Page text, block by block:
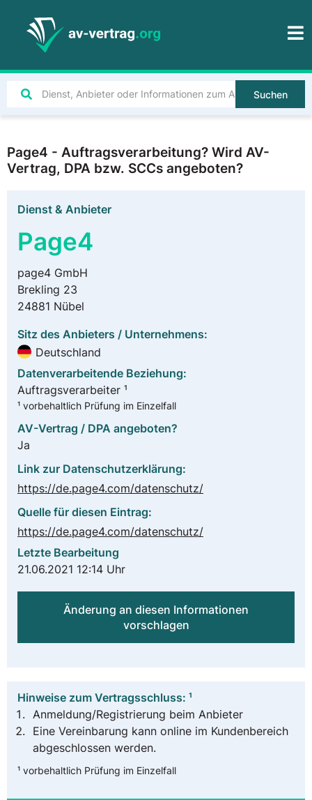
Suchen
Page4 - Auftragsverarbeitung? Wird AV-
Vertrag, DPA bzw. SCCs angeboten?
Dienst & Anbieter
Page4
page4 GmbH
Brekling 23
24881 Nübel
Sitz des Anbieters / Unternehmens:
Deutschland
Datenverarbeitende Beziehung:
Auftragsverarbeiter ¹
¹ vorbehaltlich Prüfung im Einzelfall
AV-Vertrag / DPA angeboten?
Ja
Link zur Datenschutzerklärung:
https://de.page4.com/datenschutz/
Quelle für diesen Eintrag:
https://de.page4.com/datenschutz/
Letzte Bearbeitung
21.06.2021 12:14 Uhr
Änderung an diesen Informationen
vorschlagen
Hinweise zum Vertragsschluss: ¹
Anmeldung/Registrierung beim Anbieter
Eine Vereinbarung kann online im Kundenbereich
abgeschlossen werden.
¹ vorbehaltlich Prüfung im Einzelfall